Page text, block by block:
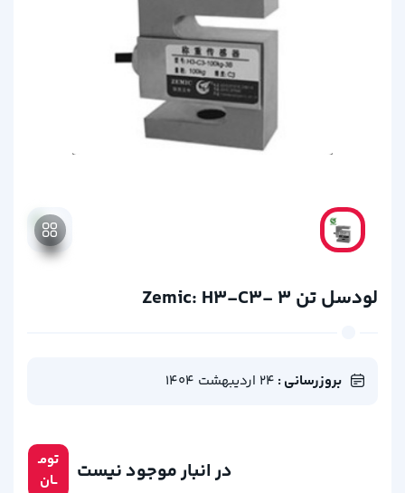
لودسل تن Zemic: H3-C3- 3
بروزرسانی : 24 اردیبهشت 1404
تومـ
ــان
در انبار موجود نیست